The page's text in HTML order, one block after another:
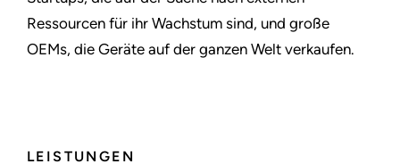
LEISTUNGEN
Ressourcen für ihr Wachstum sind, und große
OEMs, die Geräte auf der ganzen Welt verkaufen.